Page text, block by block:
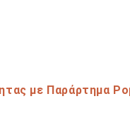
με Παράρτημα